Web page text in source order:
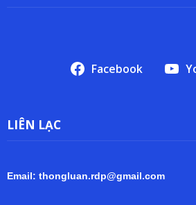
Facebook
LIÊN LẠC
Email: thongluan.rdp@gmail.com